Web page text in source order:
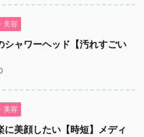
美容
シャワーヘッド【汚れすごい
美容
に美顔したい【時短】メディ